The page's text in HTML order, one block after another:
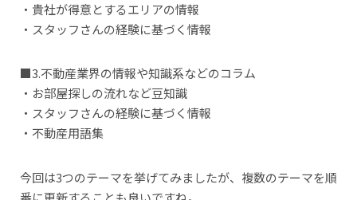
・貴社が得意とするエリアの情報
・スタッフさんの経験に基づく情報
■3.不動産業界の情報や知識系などのコラム
・お部屋探しの流れなど豆知識
・スタッフさんの経験に基づく情報
・不動産用語集
今回は3つのテーマを挙げてみましたが、複数のテーマを順